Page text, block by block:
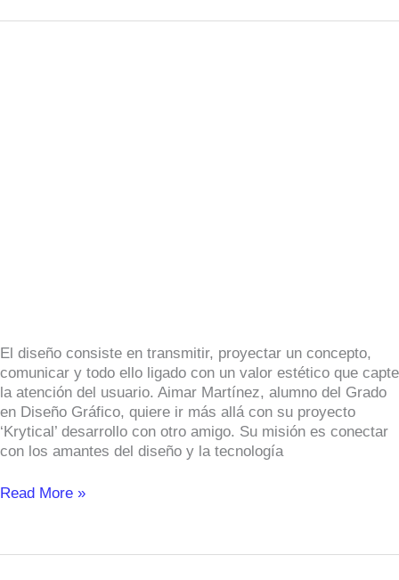
El diseño consiste en transmitir, proyectar un concepto,
comunicar y todo ello ligado con un valor estético que capte
la atención del usuario. Aimar Martínez, alumno del Grado
en Diseño Gráfico, quiere ir más allá con su proyecto
‘Krytical’ desarrollo con otro amigo. Su misión es conectar
con los amantes del diseño y la tecnología
Aimar
Martínez
Read More »